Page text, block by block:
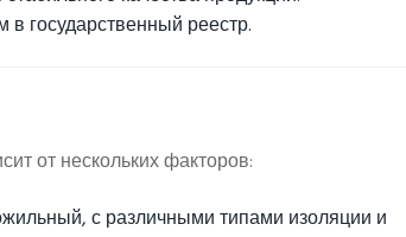
государственный реестр.
от нескольких факторов:
с различными типами изоляции и